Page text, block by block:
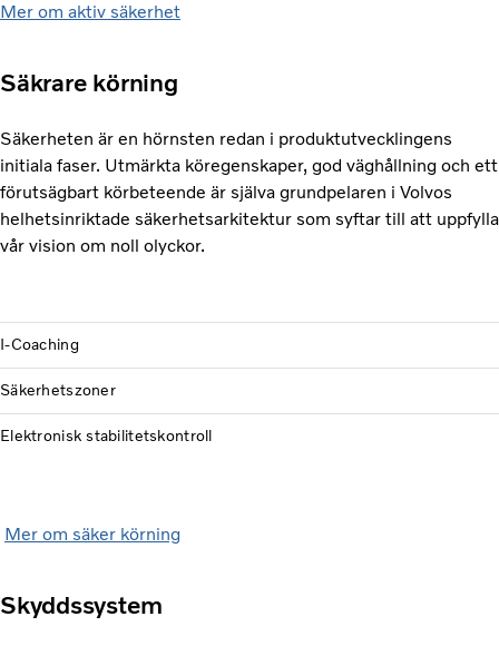
Mer om aktiv säkerhet
Säkrare körning
Säkerheten är en hörnsten redan i produktutvecklingens
initiala faser. Utmärkta köregenskaper, god väghållning och ett
förutsägbart körbeteende är själva grundpelaren i Volvos
helhetsinriktade säkerhetsarkitektur som syftar till att uppfylla
vår vision om noll olyckor.
I-Coaching
Säkerhetszoner
Elektronisk stabilitetskontroll
Mer om säker körning
Skyddssystem